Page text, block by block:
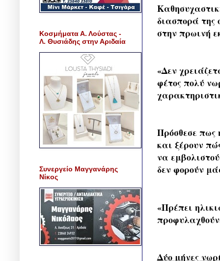
διασπορά της
στην πρωινή
«Δεν
φέτος πολύ
Πρόσθεσε πως
και ξέρουν
να
δεν φορούν
«Πρέπει
Δύο μήνες
Κοσμήματα Α. Λούστας -
Λ. Θυσιάδης στην Αριδαία
Συνεργείο Μαγγανάρης
Νίκος